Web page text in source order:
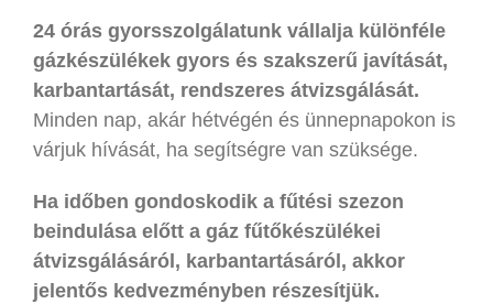
24 órás gyorsszolgálatunk vállalja különféle
gázkészülékek gyors és szakszerű javítását,
karbantartását, rendszeres átvizsgálását.
Minden nap, akár hétvégén és ünnepnapokon is
várjuk hívását, ha segítségre van szüksége.
Ha időben gondoskodik a fűtési szezon
beindulása előtt a gáz fűtőkészülékei
átvizsgálásáról, karbantartásáról, akkor
jelentős kedvezményben részesítjük.